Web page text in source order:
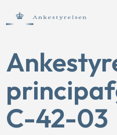
C-42-03